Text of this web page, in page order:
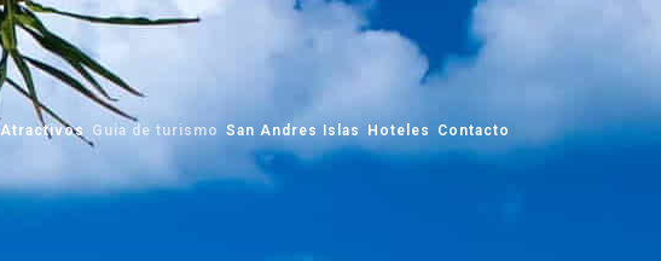
Atractivos Guia de turismo San Andres Islas Hoteles Contacto